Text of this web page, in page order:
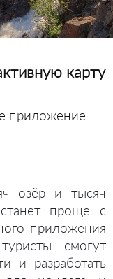
карту
приложение
озёр и тысяч
проще с
приложения
смогут
и разработать